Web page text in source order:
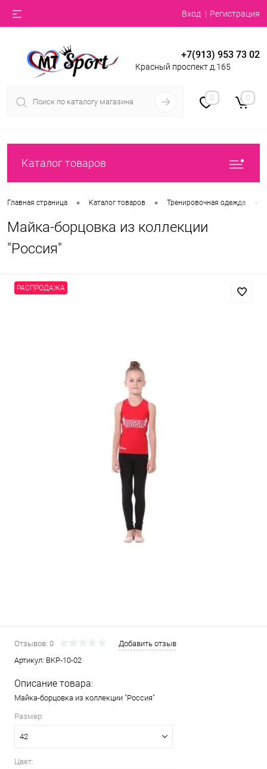
Вход Регистрация
+7(913) 953 73 02
Красный проспект д.165
0 0
Каталог товаров
Главная страница • Каталог товаров • Тренировочная одежда
Майка-борцовка из коллекции
"Россия"
РАСПРОДАЖА
Отзывов: 0
Добавить отзыв
Артикул: BKP-10-02
Описание товара:
Майка-борцовка из коллекции "Россия"
Размер:
42
Цвет: